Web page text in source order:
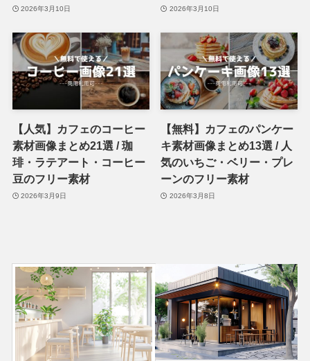
2026年3月10日 2026年3月10日
【人気】カフェのコーヒー
素材画像まとめ21選 / 珈
琲・ラテアート・コーヒー
豆のフリー素材
2026年3月9日
【無料】カフェのパンケー
キ素材画像まとめ13選 / 人
気のいちご・ベリー・プレ
ーンのフリー素材
2026年3月8日